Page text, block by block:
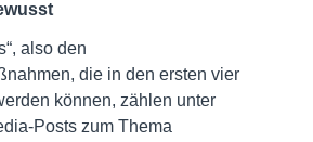
also den
die in den ersten vier
können, zählen unter
Posts zum Thema